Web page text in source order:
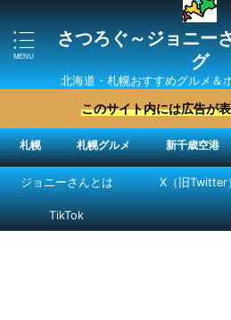
さつろぐ～ジョニー
グ
北海道・札幌おすすめグルメ＆
略法を紹介 ″ジョニー
このサイト内には広告が
札幌 札幌グルメ 新千歳空港
ジョニーさんとは X（旧Twitter
TikTok